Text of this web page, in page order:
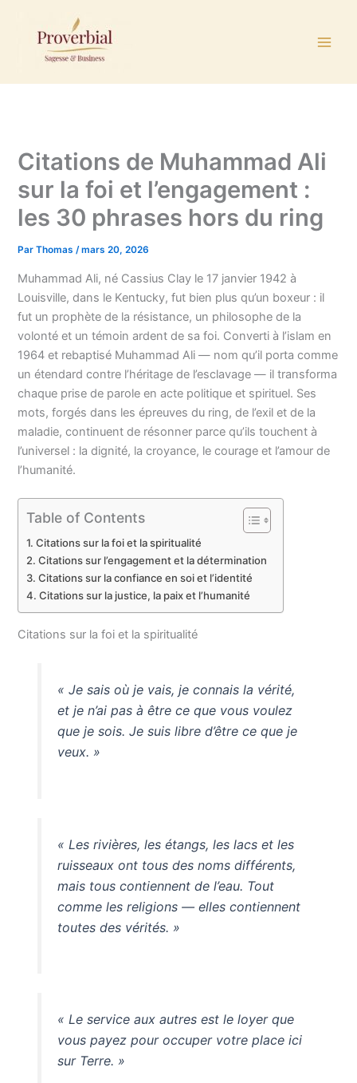
contenu
Citations de Muhammad Ali
sur la foi et l’engagement :
les 30 phrases hors du ring
ParThomas/mars 20, 2026
Muhammad Ali, né Cassius Clay le 17 janvier 1942 à
Louisville, dans le Kentucky, fut bien plus qu’un boxeur : il
fut un prophète de la résistance, un philosophe de la
volonté et un témoin ardent de sa foi. Converti à l’islam en
1964 et rebaptisé Muhammad Ali — nom qu’il porta comme
un étendard contre l’héritage de l’esclavage — il transforma
chaque prise de parole en acte politique et spirituel. Ses
mots, forgés dans les épreuves du ring, de l’exil et de la
maladie, continuent de résonner parce qu’ils touchent à
l’universel : la dignité, la croyance, le courage et l’amour de
l’humanité.
Table of Contents
Citations sur la foi et la spiritualité
Citations sur l’engagement et la détermination
Citations sur la confiance en soi et l’identité
Citations sur la justice, la paix et l’humanité
Citations sur la foi et la spiritualité
« Je sais où je vais, je connais la vérité,
et je n’ai pas à être ce que vous voulez
que je sois. Je suis libre d’être ce que je
veux. »
« Les rivières, les étangs, les lacs et les
ruisseaux ont tous des noms différents,
mais tous contiennent de l’eau. Tout
comme les religions — elles contiennent
toutes des vérités. »
« Le service aux autres est le loyer que
vous payez pour occuper votre place ici
sur Terre. »